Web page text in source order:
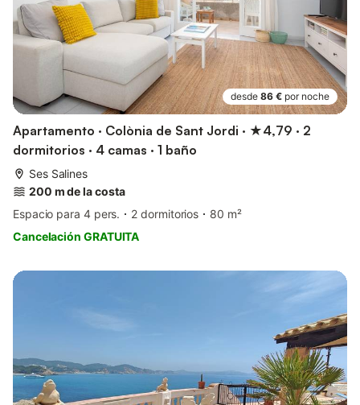
desde 86 € por noche
Apartamento · Colònia de Sant Jordi · ★4,79 · 2
dormitorios · 4 camas · 1 baño
Ses Salines
200 m de la costa
Espacio para 4 pers.
2 dormitorios
80 m²
Cancelación GRATUITA